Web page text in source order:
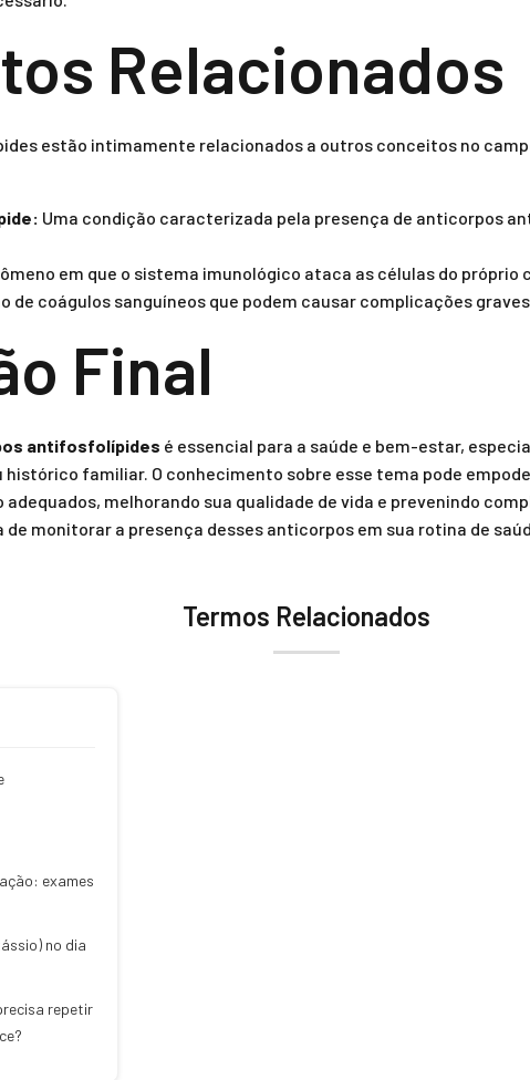
Relacionados
estão intimamente relacionados a outros conceitos no
Uma condição caracterizada pela presença de anticorpos
em que o sistema imunológico ataca as células do próprio
de coágulos sanguíneos que podem causar complicações
Final
antifosfolípides é essencial para a saúde e bem-estar,
familiar. O conhecimento sobre esse tema pode
melhorando sua qualidade de vida e prevenindo
monitorar a presença desses anticorpos em sua rotina de
Termos Relacionados
exames
no dia
repetir